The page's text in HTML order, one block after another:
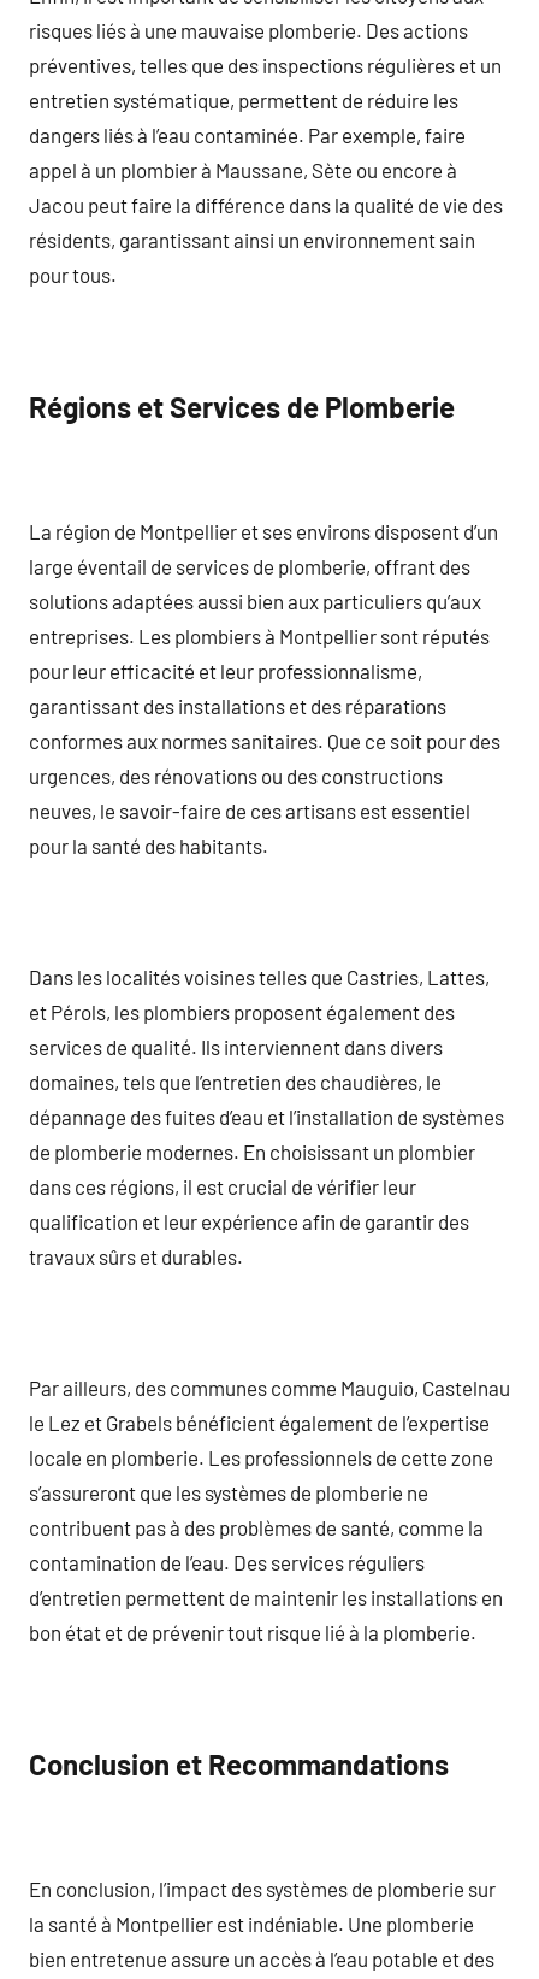
risques liés à une mauvaise plomberie. Des actions
préventives, telles que des inspections régulières et un
entretien systématique, permettent de réduire les
dangers liés à l’eau contaminée. Par exemple, faire
appel à un plombier à Maussane, Sète ou encore à
Jacou peut faire la différence dans la qualité de vie des
résidents, garantissant ainsi un environnement sain
pour tous.
Régions et Services de Plomberie
La région de Montpellier et ses environs disposent d’un
large éventail de services de plomberie, offrant des
solutions adaptées aussi bien aux particuliers qu’aux
entreprises. Les plombiers à Montpellier sont réputés
pour leur efficacité et leur professionnalisme,
garantissant des installations et des réparations
conformes aux normes sanitaires. Que ce soit pour des
urgences, des rénovations ou des constructions
neuves, le savoir-faire de ces artisans est essentiel
pour la santé des habitants.
Dans les localités voisines telles que Castries, Lattes,
et Pérols, les plombiers proposent également des
services de qualité. Ils interviennent dans divers
domaines, tels que l’entretien des chaudières, le
dépannage des fuites d’eau et l’installation de systèmes
de plomberie modernes. En choisissant un plombier
dans ces régions, il est crucial de vérifier leur
qualification et leur expérience afin de garantir des
travaux sûrs et durables.
Par ailleurs, des communes comme Mauguio, Castelnau
le Lez et Grabels bénéficient également de l’expertise
locale en plomberie. Les professionnels de cette zone
s’assureront que les systèmes de plomberie ne
contribuent pas à des problèmes de santé, comme la
contamination de l’eau. Des services réguliers
d’entretien permettent de maintenir les installations en
bon état et de prévenir tout risque lié à la plomberie.
Conclusion et Recommandations
En conclusion, l’impact des systèmes de plomberie sur
la santé à Montpellier est indéniable. Une plomberie
bien entretenue assure un accès à l’eau potable et des